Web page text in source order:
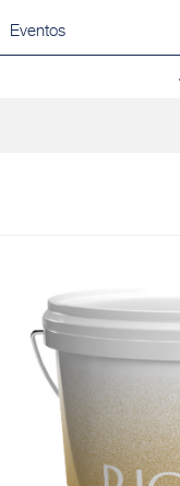
Eventos